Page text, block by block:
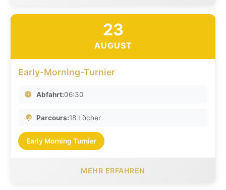
23
AUGUST
Early-Morning-Turnier
Abfahrt:06:30
Parcours:18 Löcher
Early Morning Turnier
MEHR ERFAHREN